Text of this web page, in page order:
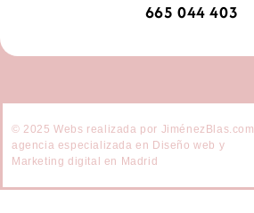
665 044 403
© 2025 Webs realizada por JiménezBlas.com,
agencia especializada en Diseño web y
Marketing digital en Madrid